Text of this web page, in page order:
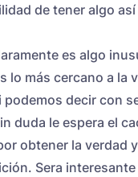
de tener algo
es algo
lo más cercano a la
podemos decir con
duda le espera el
obtener la verdad y
Sera